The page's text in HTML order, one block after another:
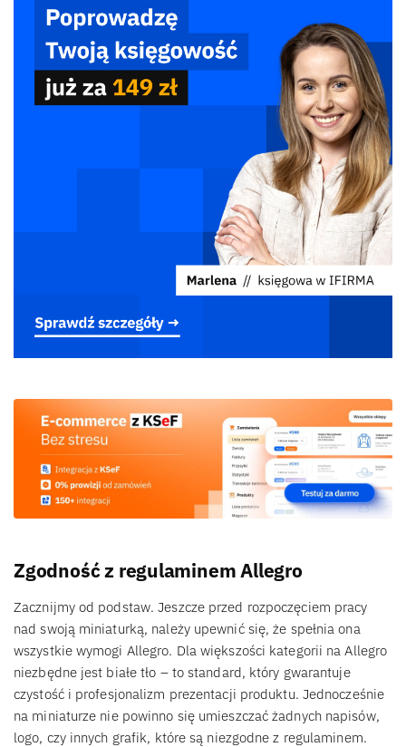
Zgodność z regulaminem Allegro
Zacznijmy od podstaw. Jeszcze przed rozpoczęciem pracy
nad swoją miniaturką, należy upewnić się, że spełnia ona
wszystkie wymogi Allegro. Dla większości kategorii na Allegro
niezbędne jest białe tło – to standard, który gwarantuje
czystość i profesjonalizm prezentacji produktu. Jednocześnie
na miniaturze nie powinno się umieszczać żadnych napisów,
logo, czy innych grafik, które są niezgodne z regulaminem.